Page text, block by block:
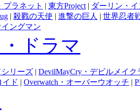
プラネット | 東方Project | ダーリン・
| 殺戮の天使 | 進撃の巨人 | 世界忍者
ングマン
ドラマ
リーズ | DevilMayCry・デビルメイク
イド | Overwatch・オーバーウオッチ |